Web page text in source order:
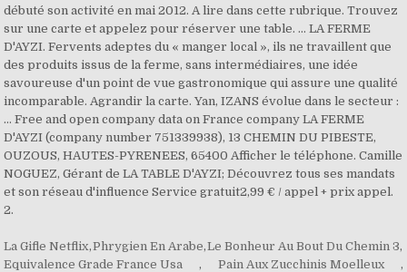
débuté son activité en mai 2012. A lire dans cette rubrique. Trouvez
sur une carte et appelez pour réserver une table. … LA FERME
D'AYZI. Fervents adeptes du « manger local », ils ne travaillent que
des produits issus de la ferme, sans intermédiaires, une idée
savoureuse d'un point de vue gastronomique qui assure une qualité
incomparable. Agrandir la carte. Yan, IZANS évolue dans le secteur :
… Free and open company data on France company LA FERME
D'AYZI (company number 751339938), 13 CHEMIN DU PIBESTE,
OUZOUS, HAUTES-PYRENEES, 65400 Afficher le téléphone. Camille
NOGUEZ, Gérant de LA TABLE D'AYZI; Découvrez tous ses mandats
et son réseau d'influence Service gratuit2,99 € / appel + prix appel.
2.
La Gifle Netflix,Phrygien En Arabe,Le Bonheur Au Bout Du Chemin 3,
Equivalence Grade France Usa
, Pain Aux Zucchinis Moelleux ,